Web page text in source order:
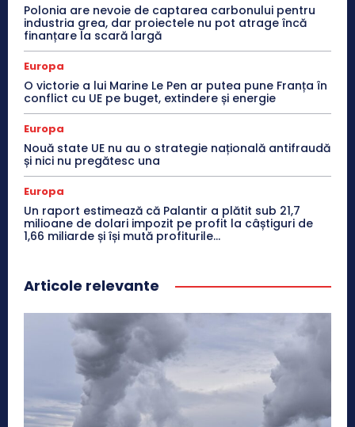
Polonia are nevoie de captarea carbonului pentru
industria grea, dar proiectele nu pot atrage încă
finanțare la scară largă
Europa
O victorie a lui Marine Le Pen ar putea pune Franța în
conflict cu UE pe buget, extindere și energie
Europa
Nouă state UE nu au o strategie națională antifraudă
și nici nu pregătesc una
Europa
Un raport estimează că Palantir a plătit sub 21,7
milioane de dolari impozit pe profit la câștiguri de
1,66 miliarde și își mută profiturile...
Articole relevante